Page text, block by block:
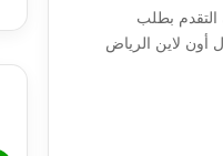
التقدم بطلب
لاين الرياض